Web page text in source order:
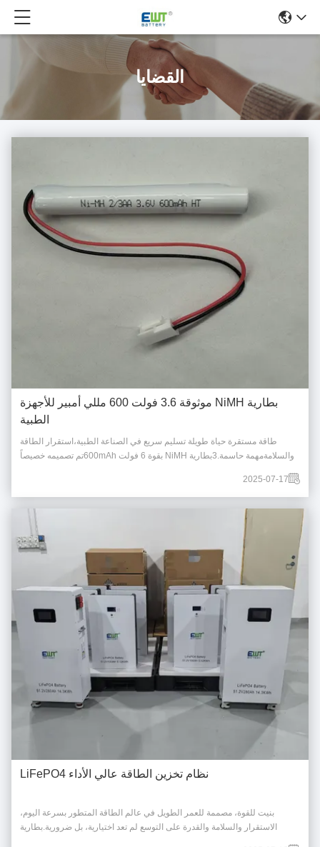
القضايا
بطارية NiMH موثوقة 3.6 فولت 600 مللي أمبير للأجهزة
الطبية
طاقة مستقرة حياة طويلة تسليم سريع في الصناعة الطبية،استقرار الطاقة
والسلامةمهمة حاسمة.3بطارية NiMH بقوة 6 فولت 600mAhتم تصميمه خصيصاً
السعة:600mAh الكيمياء:...
2025-07-17
نظام تخزين الطاقة عالي الأداء LiFePO4
بنيت للقوة، مصممة للعمر الطويل في عالم الطاقة المتطور بسرعة اليوم،
الاستقرار والسلامة والقدرة على التوسع لم تعد اختيارية، بل ضرورية.بطارية